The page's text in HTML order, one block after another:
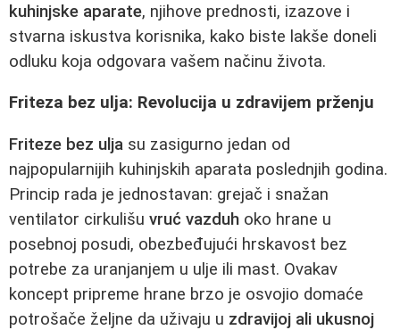
kuhinjske aparate, njihove prednosti, izazove i
stvarna iskustva korisnika, kako biste lakše doneli
odluku koja odgovara vašem načinu života.
Friteza bez ulja: Revolucija u zdravijem prženju
Friteze bez ulja su zasigurno jedan od
najpopularnijih kuhinjskih aparata poslednjih godina.
Princip rada je jednostavan: grejač i snažan
ventilator cirkulišu vruć vazduh oko hrane u
posebnoj posudi, obezbeđujući hrskavost bez
potrebe za uranjanjem u ulje ili mast. Ovakav
koncept pripreme hrane brzo je osvojio domaće
potrošače željne da uživaju u zdravijoj ali ukusnoj